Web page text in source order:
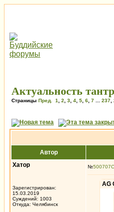
Актуальность
Страницы Пред. 1 2 3 4 5 6 7 237
Автор
Хатор
Зарегистрирован:
15.03.2019
Суждений: 1003
Откуда: Челябинск
№500707
AG